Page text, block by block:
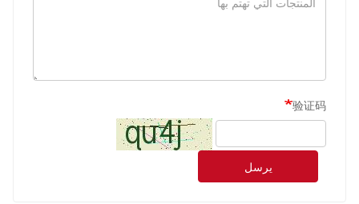
验证码
يرسل